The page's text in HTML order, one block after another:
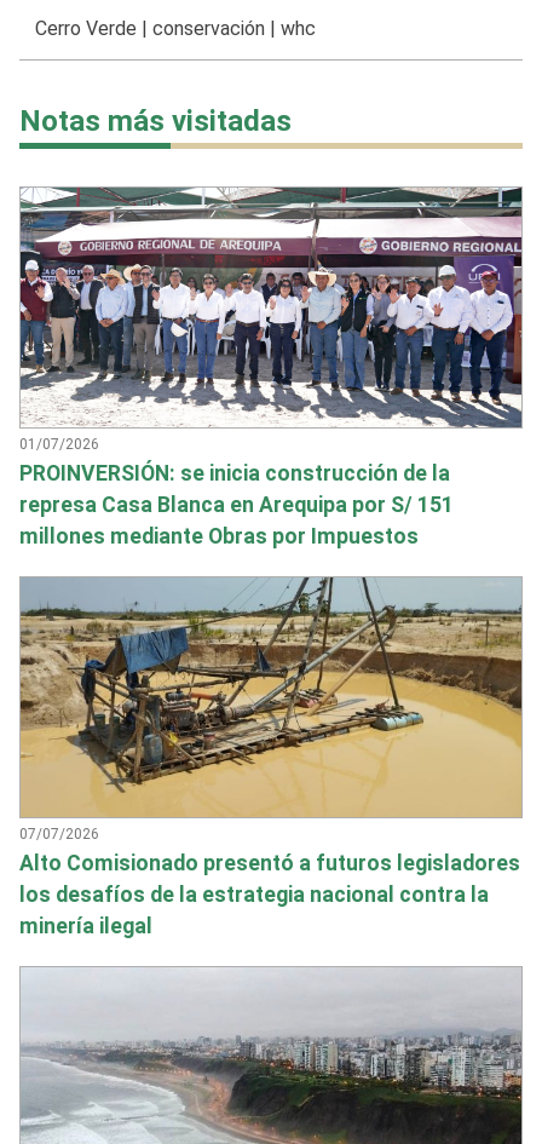
Cerro Verde
conservación| whc
Notas más visitadas
01/07/2026
PROINVERSIÓN: se inicia construcción de la
represa Casa Blanca en Arequipa por S/ 151
millones mediante Obras por Impuestos
07/07/2026
Alto Comisionado presentó a futuros legisladores
los desafíos de la estrategia nacional contra la
minería ilegal